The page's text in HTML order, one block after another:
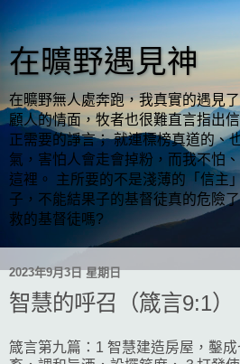
在曠野遇見神
在曠野無人處奔跑，我真實的遇見
顧人的情面，牧者也很難直言指出
正需要的諍言； 就連標榜真道的、
氣，害怕人會走會掉粉，而我不怕
這裡。 主所要的不是淺薄的「信主
子，不能結果子的基督徒真的危險
救的基督徒嗎?
2023年9月3日 星期日
智慧的呼召（箴言9:1）
箴言第九篇：1 智慧建造房屋，鑿